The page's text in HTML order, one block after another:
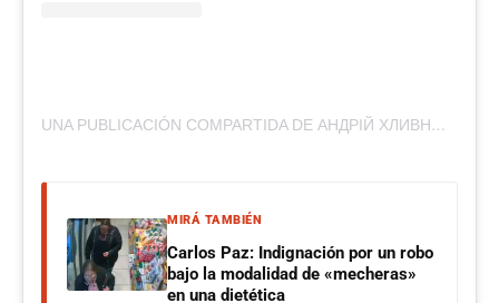
UNA PUBLICACIÓN COMPARTIDA DE АНДРІЙ ХЛИВНЮК (@ANDRIIHOROLSKI)
MIRÁ TAMBIÉN
Carlos Paz: Indignación por un robo
bajo la modalidad de «mecheras»
en una dietética